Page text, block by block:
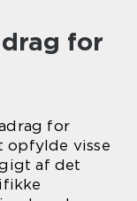
for
for
opfylde visse
af det